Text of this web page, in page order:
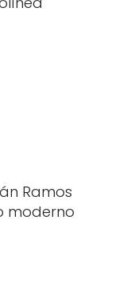
Ramos
moderno